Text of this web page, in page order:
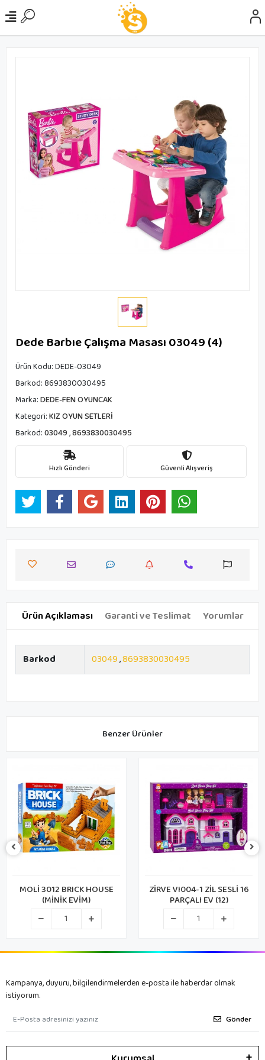
Dede Barbıe Çalışma Masası 03049 (4)
Ürün Kodu:DEDE-03049
Barkod:8693830030495
Marka:DEDE-FEN OYUNCAK
Kategori:KIZ OYUN SETLERİ
Barkod:03049,8693830030495
Hızlı Gönderi Güvenli Alışveriş
Ürün Açıklaması Garanti ve Teslimat Yorumlar
Barkod 03049,8693830030495
Benzer Ürünler
MOLİ 3012 BRICK HOUSE
(MİNİK EVİM)
ZİRVE VI004-1 ZİL SESLİ 16
PARÇALI EV (12)
Kampanya, duyuru, bilgilendirmelerden e-posta ile haberdar olmak
istiyorum.
Gönder